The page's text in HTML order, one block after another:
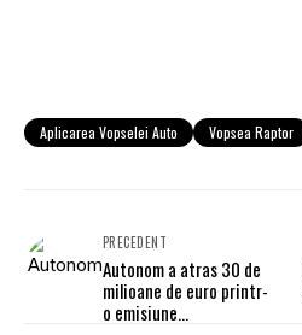
Aplicarea Vopselei Auto Vopsea Raptor
PRECEDENT
Autonom a atras 30 de
milioane de euro printr-
o emisiune